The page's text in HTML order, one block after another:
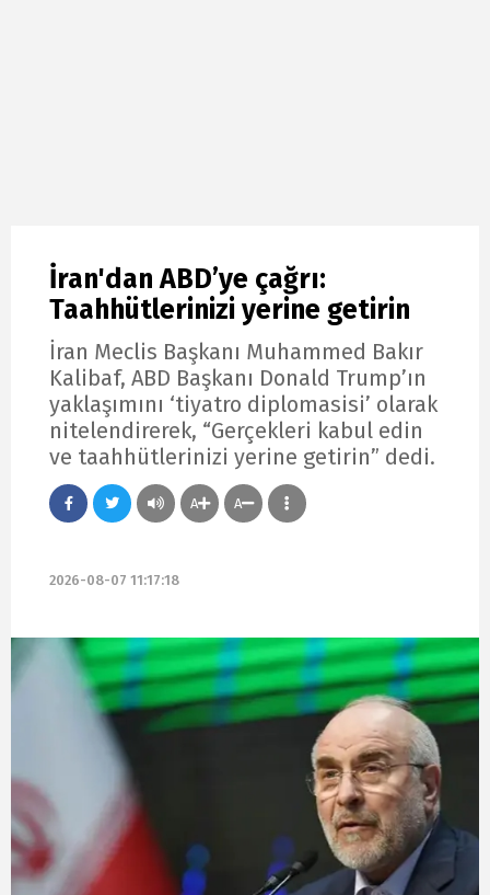
İran'dan ABD’ye çağrı:
Taahhütlerinizi yerine getirin
İran Meclis Başkanı Muhammed Bakır
Kalibaf, ABD Başkanı Donald Trump’ın
yaklaşımını ‘tiyatro diplomasisi’ olarak
nitelendirerek, “Gerçekleri kabul edin
ve taahhütlerinizi yerine getirin” dedi.
A A
2026-08-07 11:17:18